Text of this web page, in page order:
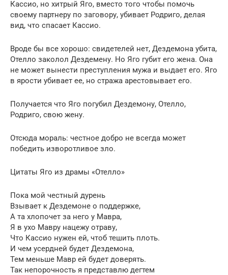
Кассио, но хитрый Яго, вместо того чтобы помочь
своему партнеру по заговору, убивает Родриго, делая
вид, что спасает Кассио.
Вроде бы все хорошо: свидетелей нет, Дездемона убита,
Отелло заколол Дездемену. Но Яго губит его жена. Она
не может вынести преступления мужа и выдает его. Яго
в ярости убивает ее, но стража арестовывает его.
Получается что Яго погубил Дездемону, Отелло,
Родриго, свою жену.
Отсюда мораль: честное добро не всегда может
победить изворотливое зло.
Цитаты Яго из драмы «Отелло»
Пока мой честный дурень
Взывает к Дездемоне о поддержке,
А та хлопочет за него у Мавра,
Я в ухо Мавру нацежу отраву,
Что Кассио нужен ей, чтоб тешить плоть.
И чем усердней будет Дездемона,
Тем меньше Мавр ей будет доверять.
Так непорочность я представлю дегтем